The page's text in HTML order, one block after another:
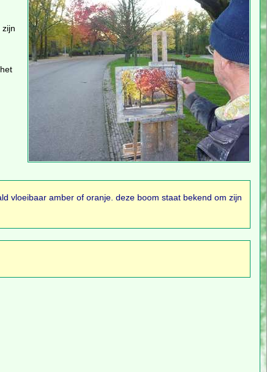
vloeibaar amber of oranje. deze boom staat bekend om zijn